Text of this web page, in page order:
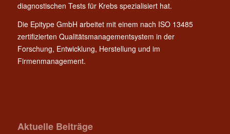
diagnostischen Tests für Krebs spezialisiert hat.
Die Epitype GmbH arbeitet mit einem nach ISO 13485
zertifizierten Qualitätsmanagementsystem in der
Forschung, Entwicklung, Herstellung und im
Firmenmanagement.
Aktuelle Beiträge